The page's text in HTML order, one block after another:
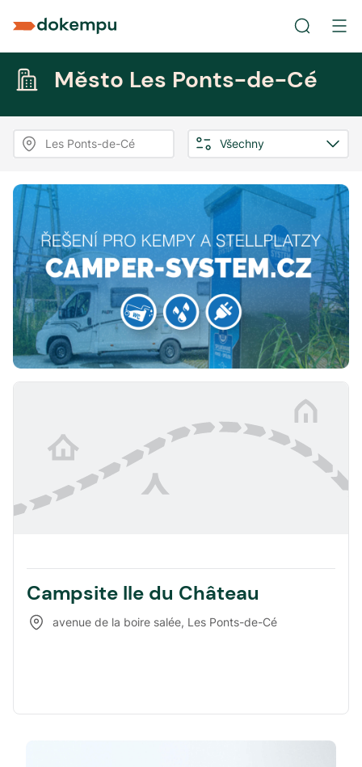
Město Les Ponts-de-Cé
Les Ponts-de-Cé Všechny
Campsite Ile du Château
avenue de la boire salée, Les Ponts-de-Cé